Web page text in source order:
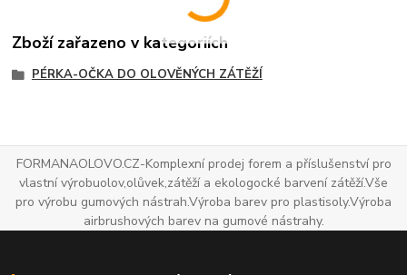
Zboží zařazeno v kategoriích
PÉRKA-OČKA DO OLOVĚNÝCH ZÁTĚŽÍ
FORMANAOLOVO.CZ-Komplexní prodej forem a příslušenství pro
vlastní výrobuolov,olůvek,zátěží a ekologocké barvení zátěží.Vše
pro výrobu gumových nástrah.Výroba barev pro plastisoly.Výroba
airbrushových barev na gumové nástrahy.